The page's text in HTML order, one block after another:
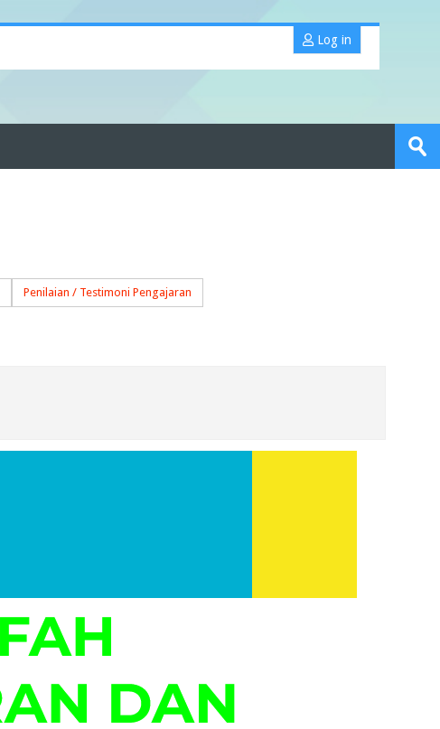
Log in
Penilaian / Testimoni Pengajaran